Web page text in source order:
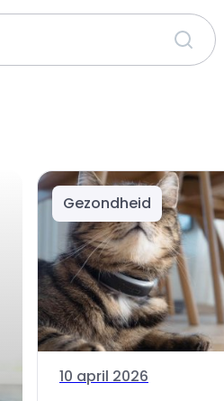
Gezondheid
10 april 2026